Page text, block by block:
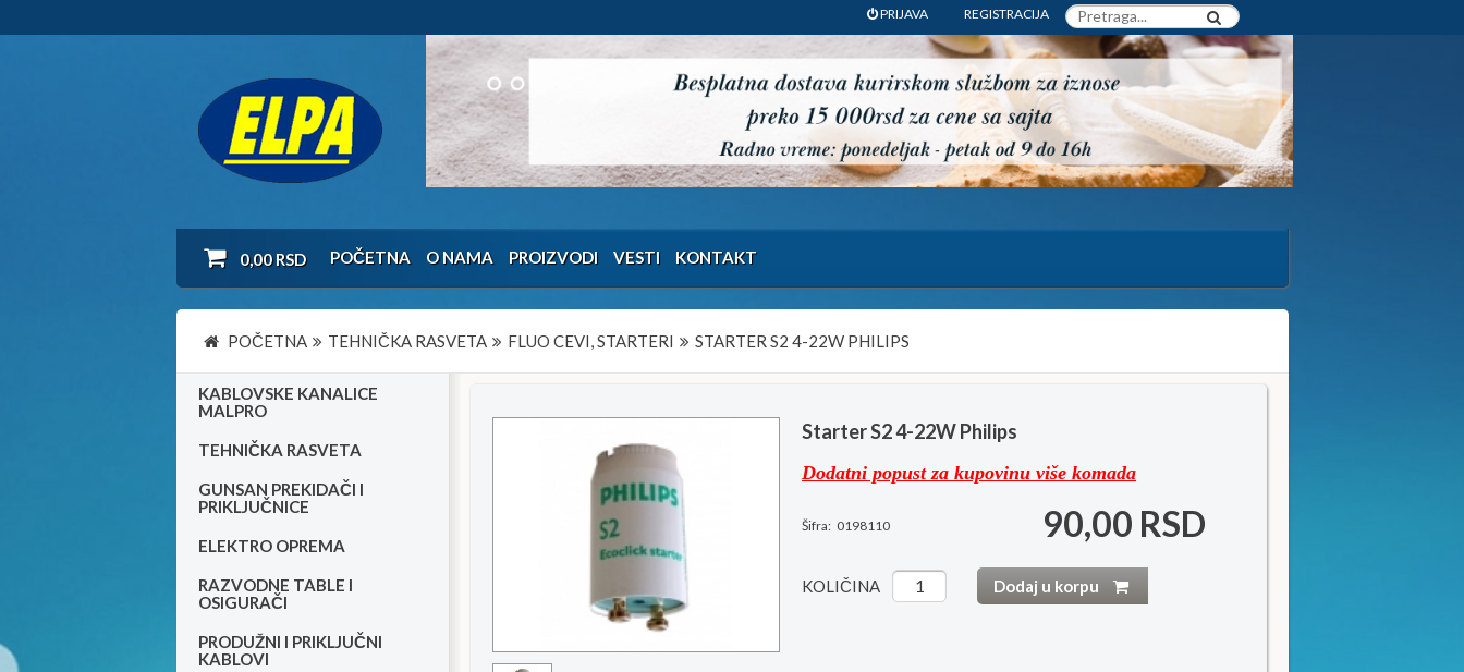
PRIJAVA REGISTRACIJA
0,00RSD POČETNA O NAMA PROIZVODI VESTI KONTAKT
POČETNA TEHNIČKA RASVETA FLUO CEVI, STARTERI STARTER S2 4-22W PHILIPS
KABLOVSKE KANALICE
MALPRO
TEHNIČKA RASVETA
GUNSAN PREKIDAČI I
PRIKLJUČNICE
ELEKTRO OPREMA
RAZVODNE TABLE I
OSIGURAČI
PRODUŽNI I PRIKLJUČNI
KABLOVI
Starter S2 4-22W Philips
Dodatni popust za kupovinu više komada
Šifra: 0198110 90,00 RSD
KOLIČINA Dodaj u korpu